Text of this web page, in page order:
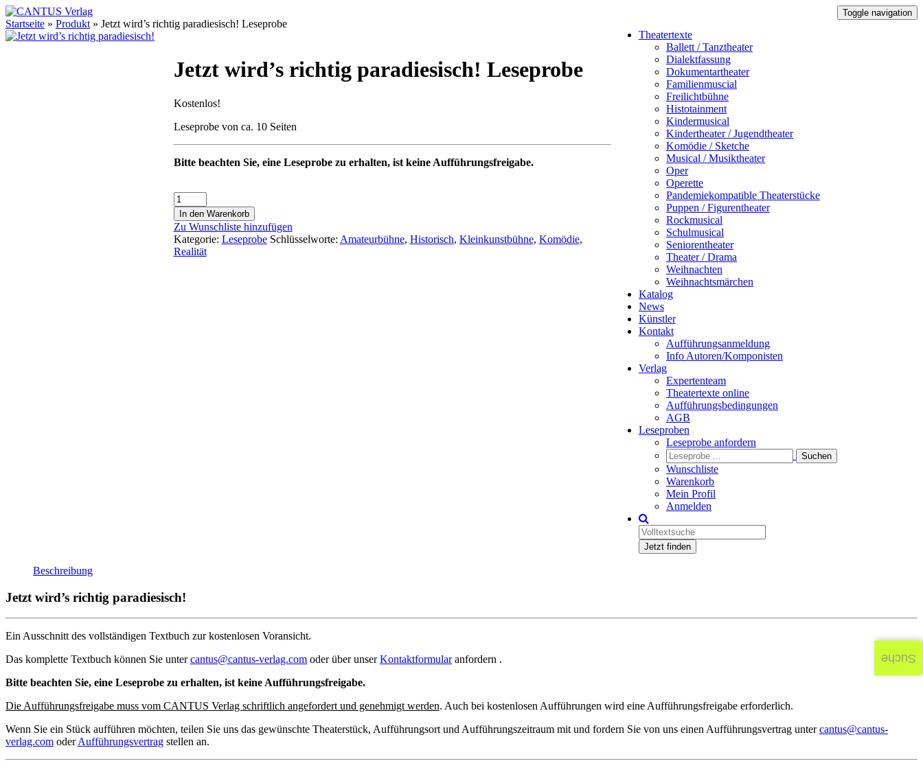
Toggle navigation
Theatertexte
Ballett / Tanztheater
Dialektfassung
Dokumentartheater
Familienmuscial
Freilichtbühne
Histotainment
Kindermusical
Kindertheater / Jugendtheater
Komödie / Sketche
Musical / Musiktheater
Oper
Operette
Pandemiekompatible Theaterstücke
Puppen / Figurentheater
Rockmusical
Schulmusical
Seniorentheater
Theater / Drama
Weihnachten
Weihnachtsmärchen
Katalog
News
Künstler
Kontakt
Aufführungsanmeldung
Info Autoren/Komponisten
Verlag
Expertenteam
Theatertexte online
Aufführungsbedingungen
AGB
Leseproben
Leseprobe anfordern
Wunschliste
Warenkorb
Mein Profil
Anmelden
Jetzt finden
Startseite » Produkt » Jetzt wird’s richtig paradiesisch! Leseprobe
Jetzt wird’s richtig paradiesisch! Leseprobe
Kostenlos!
Leseprobe von ca. 10 Seiten
Bitte beachten Sie, eine Leseprobe zu erhalten, ist keine Aufführungsfreigabe.
In den Warenkorb
Zu Wunschliste hinzufügen
Kategorie: Leseprobe Schlüsselworte: Amateurbühne, Historisch, Kleinkunstbühne, Komödie,
Realität
Beschreibung
Jetzt wird’s richtig paradiesisch!
Ein Ausschnitt des vollständigen Textbuch zur kostenlosen Voransicht.
Das komplette Textbuch können Sie untercantus@cantus-verlag.com oder über unserKontaktformularanfordern .
Bitte beachten Sie, eine Leseprobe zu erhalten, ist keine Aufführungsfreigabe.
Die Aufführungsfreigabe muss vom CANTUS Verlag schriftlich angefordert und genehmigt werden. Auch bei kostenlosen Aufführungen wird eine Aufführungsfreigabe erforderlich.
Wenn Sie ein Stück aufführen möchten, teilen Sie uns das gewünschte Theaterstück, Aufführungsort und Aufführungszeitraum mit und fordern Sie von uns einen Aufführungsvertrag untercantus@cantus-
verlag.com oderAufführungsvertrag stellen an.
Suche